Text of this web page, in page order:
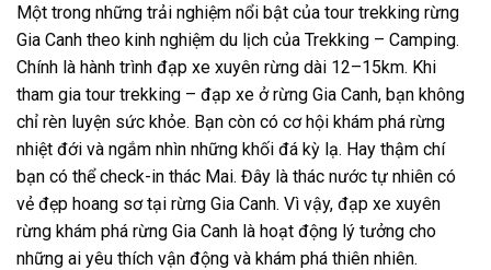
Một trong những trải nghiệm nổi bật của tour trekking rừng
Gia Canh theo kinh nghiệm du lịch của Trekking – Camping.
Chính là hành trình đạp xe xuyên rừng dài 12–15km. Khi
tham gia tour trekking – đạp xe ở rừng Gia Canh, bạn không
chỉ rèn luyện sức khỏe. Bạn còn có cơ hội khám phá rừng
nhiệt đới và ngắm nhìn những khối đá kỳ lạ. Hay thậm chí
bạn có thể check-in thác Mai. Đây là thác nước tự nhiên có
vẻ đẹp hoang sơ tại rừng Gia Canh. Vì vậy, đạp xe xuyên
rừng khám phá rừng Gia Canh là hoạt động lý tưởng cho
những ai yêu thích vận động và khám phá thiên nhiên.